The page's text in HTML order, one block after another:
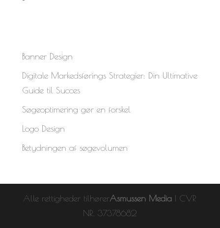
Banner Design
Digitale Markedsførings Strategier: Din Ultimative
Guide til Succes
Søgeoptimering gør en forskel
Logo Design
Betydningen af søgevolumen
Alle rettigheder tilhørerAsmussen Media | CVR
NR. 37378682